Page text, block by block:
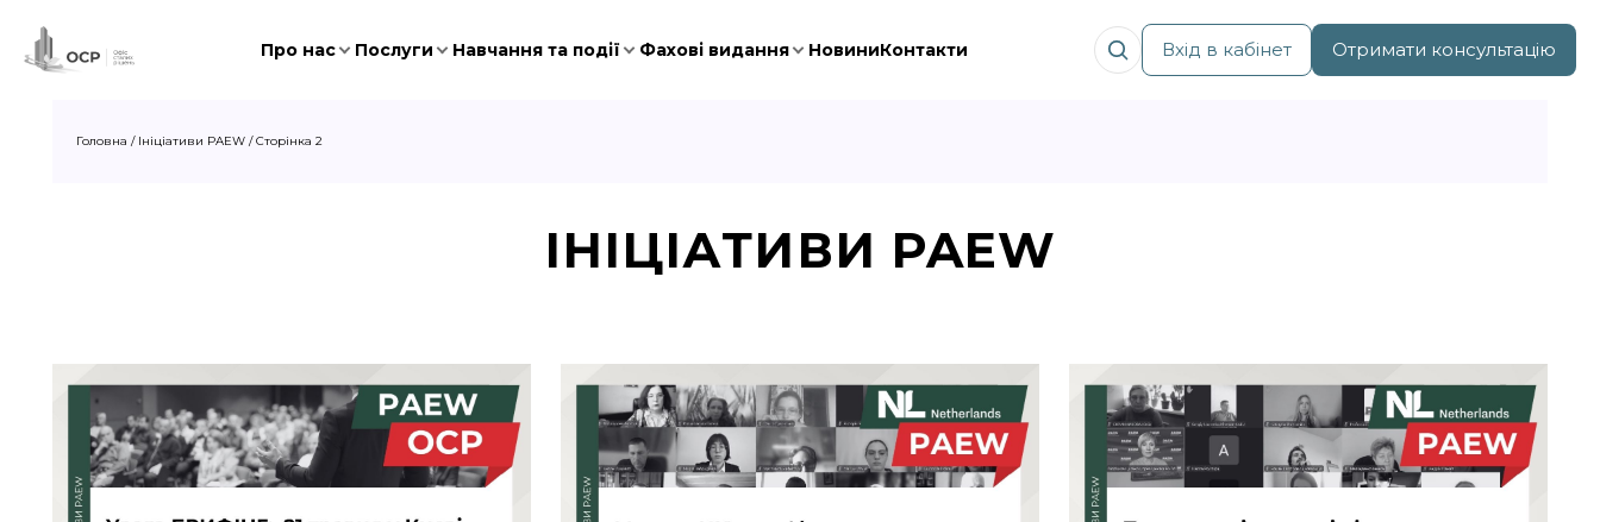
Про нас Послуги Навчання та події Фахові видання НовиниКонтакти Вхід в кабінет Отримати консультацію
Головна / Ініціативи PAEW /Сторінка 2
ІНІЦІАТИВИ PAEW